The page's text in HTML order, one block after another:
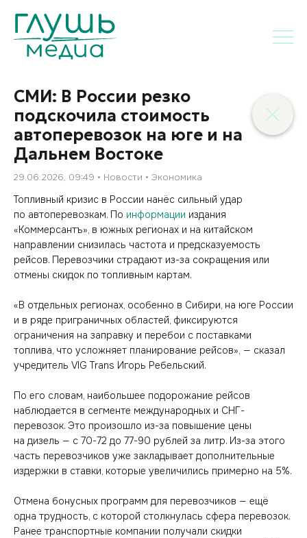
СМИ: В России резко
подскочила стоимость
автоперевозок на юге и на
Дальнем Востоке
29.06.2026, 09:49 Новости Экономика
Топливный кризис в России нанёс сильный удар
по автоперевозкам. По информации издания
«Коммерсантъ», в южных регионах и на китайском
направлении снизилась частота и предсказуемость
рейсов. Перевозчики страдают из-за сокращения или
отмены скидок по топливным картам.
«В отдельных регионах, особенно в Сибири, на юге России
и в ряде приграничных областей, фиксируются
ограничения на заправку и перебои с поставками
топлива, что усложняет планирование рейсов», — сказал
учредитель VIG Trans Игорь Ребельский.
По его словам, наибольшее подорожание рейсов
наблюдается в сегменте международных и СНГ-
перевозок. Это произошло из-за повышение цены
на дизель — с 70-72 до 77-90 рублей за литр. Из-за этого
часть перевозчиков уже закладывает дополнительные
издержки в ставки, которые увеличились примерно на 5%.
Отмена бонусных программ для перевозчиков — ещё
одна трудность, с которой столкнулась сфера перевозок.
Ранее транспортные компании получали скидки